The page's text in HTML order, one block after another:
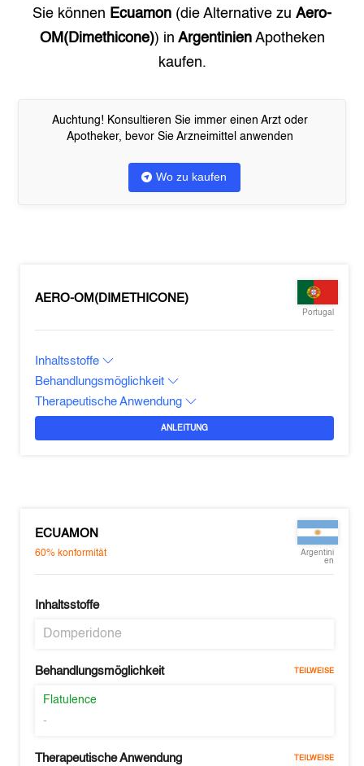
Sie können Ecuamon (die Alternative zu Aero-
OM(Dimethicone)) in ArgentinienApotheken
kaufen.
Auchtung! Konsultieren Sie immer einen Arzt oder
Apotheker, bevor Sie Arzneimittel anwenden
Wo zu kaufen
AERO-OM(DIMETHICONE)
Portugal
Inhaltsstoffe
Behandlungsmöglichkeit
Therapeutische Anwendung
ANLEITUNG
ECUAMON
60% konformität
Argentini
en
Inhaltsstoffe
Domperidone
Behandlungsmöglichkeit TEILWEISE
Flatulence
-
Therapeutische Anwendung TEILWEISE